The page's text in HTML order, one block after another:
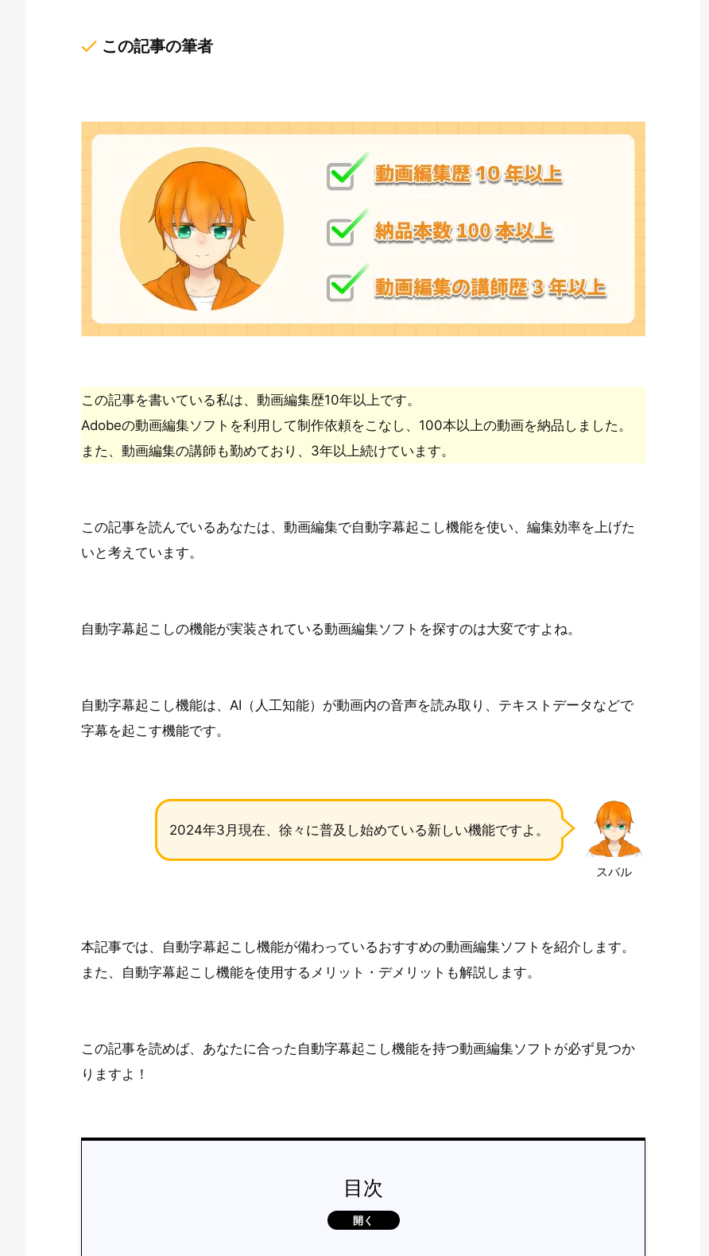
done この記事の筆者
この記事を書いている私は、動画編集歴10年以上です。
Adobeの動画編集ソフトを利用して制作依頼をこなし、100本以上の動画を納品しました。
また、動画編集の講師も勤めており、3年以上続けています。
この記事を読んでいるあなたは、動画編集で自動字幕起こし機能を使い、編集効率を上げた
いと考えています。
自動字幕起こしの機能が実装されている動画編集ソフトを探すのは大変ですよね。
自動字幕起こし機能は、AI（人工知能）が動画内の音声を読み取り、テキストデータなどで
字幕を起こす機能です。
スバル
2024年3月現在、徐々に普及し始めている新しい機能ですよ。
本記事では、自動字幕起こし機能が備わっているおすすめの動画編集ソフトを紹介します。
また、自動字幕起こし機能を使用するメリット・デメリットも解説します。
この記事を読めば、あなたに合った自動字幕起こし機能を持つ動画編集ソフトが必ず見つか
りますよ！
目次